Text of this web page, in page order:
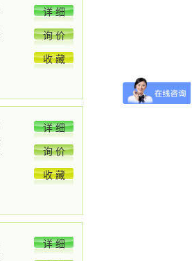
详 细
询 价
收 藏
详 细
询 价
收 藏
详 细